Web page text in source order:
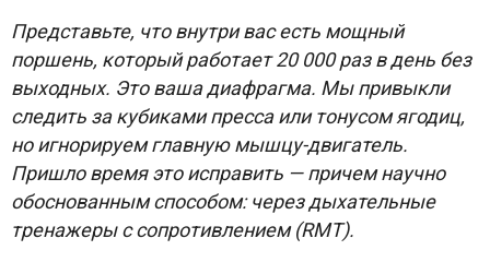
Представьте, что внутри вас есть мощный
поршень, который работает 20 000 раз в день без
выходных. Это ваша диафрагма. Мы привыкли
следить за кубиками пресса или тонусом ягодиц,
но игнорируем главную мышцу-двигатель.
Пришло время это исправить — причем научно
обоснованным способом: через дыхательные
тренажеры с сопротивлением (RMT).